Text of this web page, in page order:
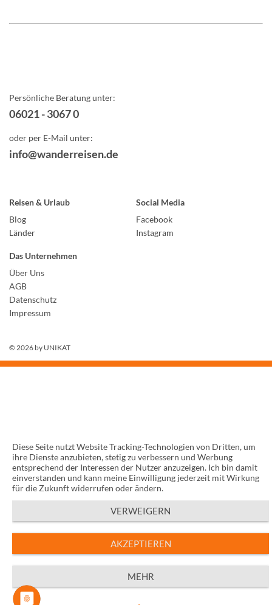
Persönliche Beratung unter:
06021 - 3067 0
oder per E-Mail unter:
info@wanderreisen.de
Reisen & Urlaub
Blog
Länder
Social Media
Facebook
Instagram
Das Unternehmen
Über Uns
AGB
Datenschutz
Impressum
© 2026 by UNIKAT
Diese Seite nutzt Website Tracking-Technologien von Dritten, um
ihre Dienste anzubieten, stetig zu verbessern und Werbung
entsprechend der Interessen der Nutzer anzuzeigen. Ich bin damit
einverstanden und kann meine Einwilligung jederzeit mit Wirkung
für die Zukunft widerrufen oder ändern.
VERWEIGERN
AKZEPTIEREN
MEHR